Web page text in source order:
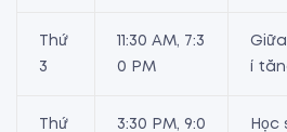
Thứ
3
11:30 AM, 7:3
0 PM
í
Thứ
3:30 PM, 9:0
Học